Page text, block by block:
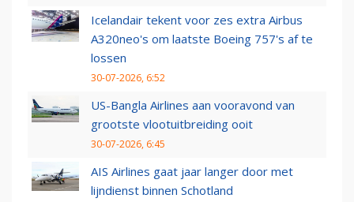
Icelandair tekent voor zes extra Airbus
A320neo's om laatste Boeing 757's af te
lossen
30-07-2026, 6:52
US-Bangla Airlines aan vooravond van
grootste vlootuitbreiding ooit
30-07-2026, 6:45
AIS Airlines gaat jaar langer door met
lijndienst binnen Schotland